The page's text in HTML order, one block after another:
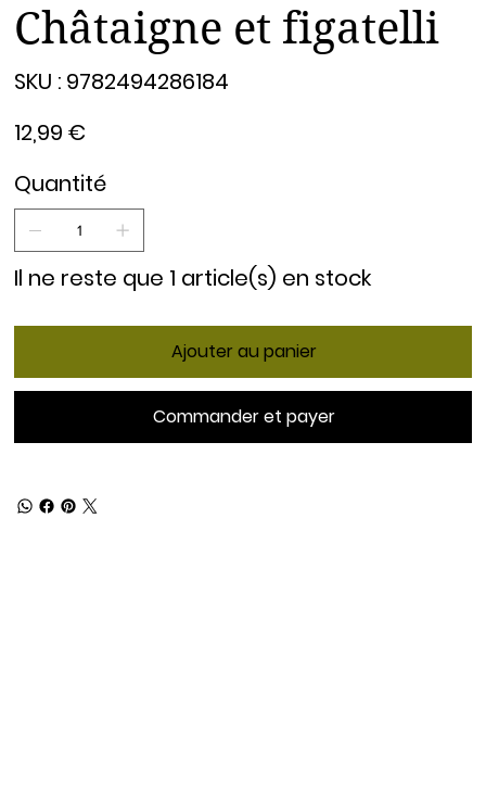
Châtaigne et figatelli
SKU : 9782494286184
9782494286184
12,99 €
Quantité
Il ne reste que 1 article(s) en stock
Ajouter au panier
Commander et payer